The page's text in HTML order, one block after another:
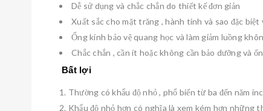
Dễ sử dụng và chắc chắn do thiết kế đơn giản
Xuất sắc cho mặt trăng , hành tinh và sao đặc biệt
Ống kính bảo vệ quang học và làm giảm luồng
Chắc chắn , cần ít hoặc không cần bảo dưỡng và
Bất lợi
Thường có khẩu độ nhỏ , phổ biến từ ba đến năm
Khẩu độ nhỏ hơn có nghĩa là xem kém hơn những